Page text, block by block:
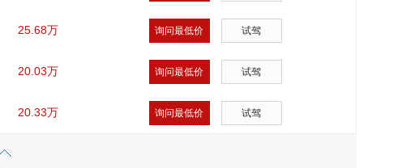
25.68万 询问最低价 试驾
20.03万 询问最低价 试驾
20.33万 询问最低价 试驾